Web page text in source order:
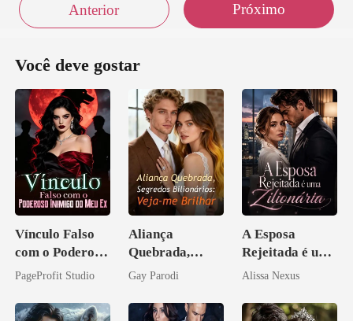
Anterior Próximo
Você deve gostar
Vínculo Falso
com o Poderoso
Inimigo do Meu
PageProfit Studio
Aliança
Quebrada,
Segredos
Veja-me Brilhar
Gay Parodi
A Esposa
Rejeitada é uma
Zilionária
Alissa Nexus